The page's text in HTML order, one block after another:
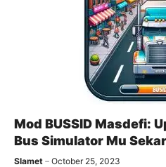
Mod BUSSID Masdefi:
Bus Simulator Mu
Slamet October 25, 2023